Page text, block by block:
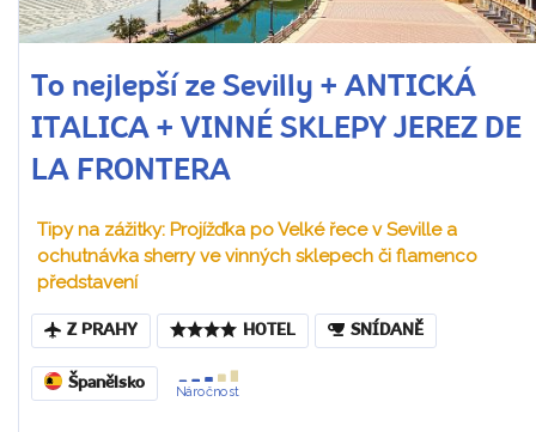
To nejlepší ze Sevilly + ANTICKÁ
ITALICA + VINNÉ SKLEPY JEREZ DE
LA FRONTERA
Tipy na zážitky: Projížďka po Velké řece v Seville a
ochutnávka sherry ve vinných sklepech či flamenco
představení
Z PRAHY HOTEL SNÍDANĚ
Španělsko
Náročnost